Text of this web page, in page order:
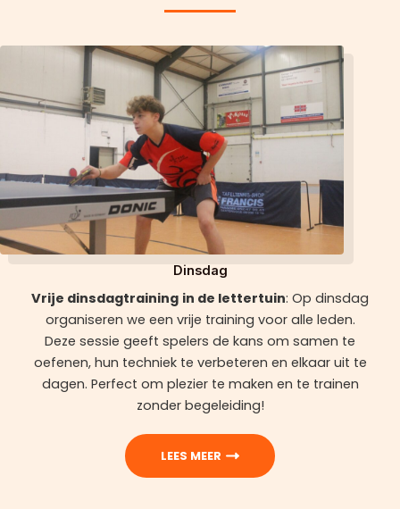
Dinsdag
Vrije dinsdagtraining in de lettertuin: Op dinsdag
organiseren we een vrije training voor alle leden.
Deze sessie geeft spelers de kans om samen te
oefenen, hun techniek te verbeteren en elkaar uit te
dagen. Perfect om plezier te maken en te trainen
zonder begeleiding!
LEES MEER